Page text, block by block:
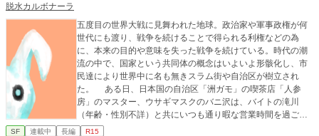
脱水カルボナーラ
五度目の世界大戦に見舞われた地球。政治家や軍事政権が何
世代にも渡り、戦争を続けることで得られる利権などの為
に、本来の目的や意味を失った戦争を続けている。時代の潮
流の中で、国家という共同体の概念はいよいよ形骸化し、市
民達により世界中に名も無きスラム街や自治区が樹立され
た。 ある日、日本国の自治区「洲ガモ」の喫茶店「人参
房」のマスター、ウサギマスクのバニ沢は、バイトの滝川
（年齢・性別不詳）と共にいつも通り暇な営業時間を過ごし
ていたが、店に突如飛び込んできた、怪しげな少女を保護す
SF 連載中 長編 R15